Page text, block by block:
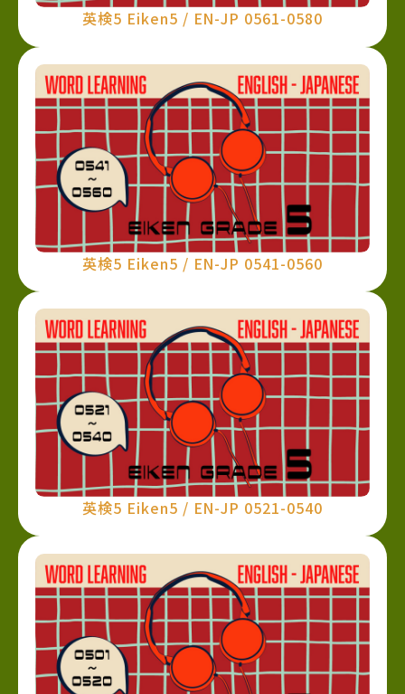
英検5 Eiken5 / EN-JP 0561-0580
英検5 Eiken5 / EN-JP 0541-0560
英検5 Eiken5 / EN-JP 0521-0540